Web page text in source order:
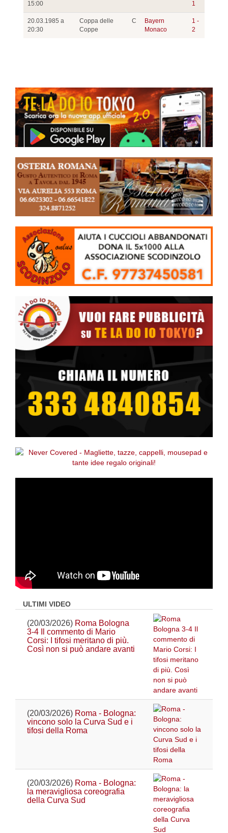
15:00 1
20.03.1985 a
20:30
Coppa delle
Coppe
C
Bayern
Monaco
1 -
2
ULTIMI VIDEO
(20/03/2026) Roma Bologna
3-4 Il commento di Mario
Corsi: I tifosi meritano di più.
Così non si può andare avanti
(20/03/2026) Roma - Bologna:
vincono solo la Curva Sud e i
tifosi della Roma
(20/03/2026) Roma - Bologna:
la meravigliosa coreografia
della Curva Sud